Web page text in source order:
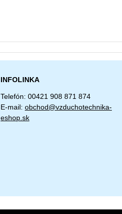
INFOLINKA
Telefón: 00421 908 871 874
E-mail: obchod@vzduchotechnika-
eshop.sk